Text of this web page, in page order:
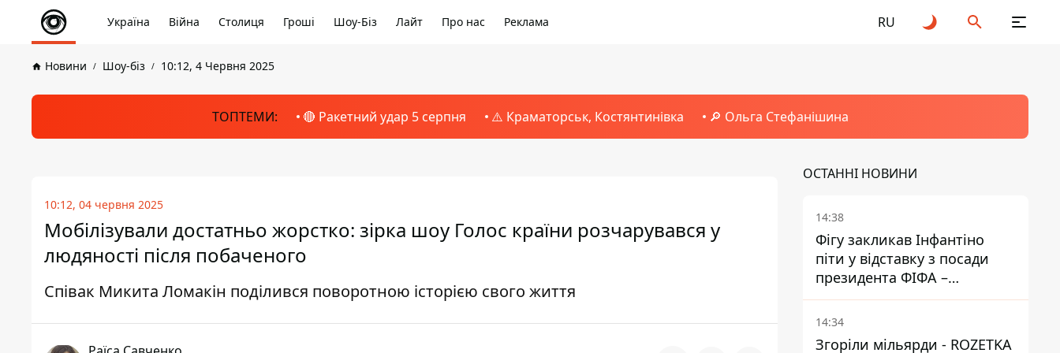
Україна Війна Столиця Гроші Шоу-Біз Лайт Про нас Реклама RU
Новини Шоу-біз 10:12, 4 Червня 2025
ТОПТЕМИ: 🔴 Ракетний удар 5 серпня ⚠️ Краматорськ, Костянтинівка 🔎 Ольга Стефанішина
10:12, 04 червня 2025
Мобілізували достатньо жорстко: зірка шоу Голос країни розчарувався у
людяності після побаченого
Співак Микита Ломакін поділився поворотною історією свого життя
ОСТАННІ НОВИНИ
14:38
Фігу закликав Інфантіно
піти у відставку з посади
президента ФІФА –
врятувати футбол ще не
пізно
14:34
Згоріли мільярди - ROZETKA